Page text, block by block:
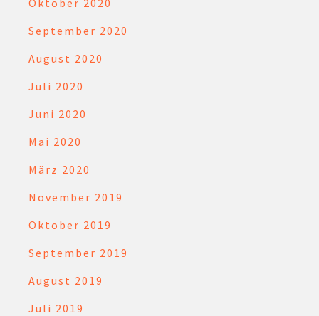
September 2020
August 2020
Juli 2020
Juni 2020
Mai 2020
März 2020
November 2019
Oktober 2019
September 2019
August 2019
Juli 2019